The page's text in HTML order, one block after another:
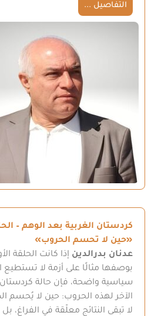
التفاصيل ...
كردستان الغربية بعد الوهم –
«حين لا تحسم الحروب»
عدنان بدرالدين إذا كانت الحلقة
بوصفها مثالًا على أزمة لا تستطيع
سياسية واضحة، فإن حالة
الآخر لهذه الحروب: حين لا يُحسم
لا تبقى النتائج معلّقة في الفراغ،